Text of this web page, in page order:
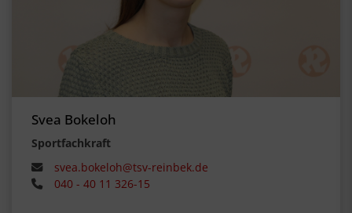
Svea Bokeloh
Sportfachkraft
svea.bokeloh@tsv-reinbek.de
040 - 40 11 326-15